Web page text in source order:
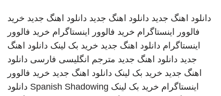
دانلود اهنگ جدید دانلود اهنگ جدید دانلود اهنگ جدید خرید
فالوور اینستاگرام خرید فالوور اینستاگرام خرید فالوور
اینستاگرام دانلود اهنگ جدید خرید بک لینک دانلود اهنگ
جدید دانلود اهنگ جدید مترجم انگلیسی فارسی دانلود
اهنگ جدید خرید بک لینک دانلود اهنگ جدید خرید فالوور
اینستاگرام خرید بک لینک Spanish Shadowing دانلود